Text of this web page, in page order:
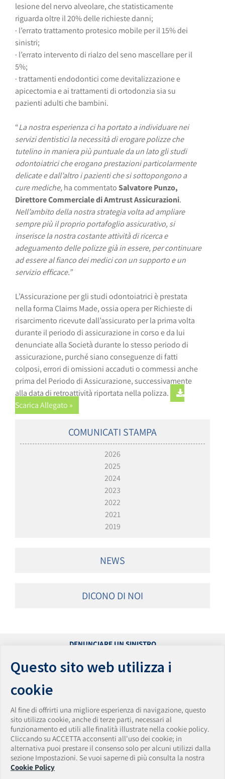
lesione del nervo alveolare, che statisticamente
riguarda oltre il 20% delle richieste danni;
· l’errato trattamento protesico mobile per il 15% dei
sinistri;
· l’errato intervento di rialzo del seno mascellare per il
5%;
· trattamenti endodontici come devitalizzazione e
apicectomia e ai trattamenti di ortodonzia sia su
pazienti adulti che bambini.
“La nostra esperienza ci ha portato a individuare nei
servizi dentistici la necessità di erogare polizze che
tutelino in maniera più puntuale da un lato gli studi
odontoiatrici che erogano prestazioni particolarmente
delicate e dall’altro i pazienti che si sottopongono a
cure mediche, ha commentatoSalvatore Punzo,
Direttore Commerciale di Amtrust Assicurazioni.
Nell’ambito della nostra strategia volta ad ampliare
sempre più il proprio portafoglio assicurativo, si
inserisce la nostra costante attività di ricerca e
adeguamento delle polizze già in essere, per continuare
ad essere al fianco dei medici con un supporto e un
servizio efficace.”
L’Assicurazione per gli studi odontoiatrici è prestata
nella forma Claims Made, ossia opera per Richieste di
risarcimento ricevute dall’assicurato per la prima volta
durante il periodo di assicurazione in corso e da lui
denunciate alla Società durante lo stesso periodo di
assicurazione, purché siano conseguenze di fatti
colposi, errori di omissioni accaduti o commessi anche
prima del Periodo di Assicurazione, successivamente
alla data di retroattività riportata nella polizza.
Scarica Allegato »
COMUNICATI STAMPA
2026
2025
2024
2023
2022
2021
2019
NEWS
DICONO DI NOI
DENUNCIARE UN SINISTRO
ACCESSIBILITÀ
VULNERABILITY DISCLOSURE POLICY
AmTrust Assicurazioni S.p.A.
Sede Legale: Via Clerici • 14 • 20121 Milano • Italia
Tel. + 39 0283438150 • Fax + 39 0283438174
PEC: amtrust.assicurazioni@pec.it• Email:
amtrust.assicurazioni@amtrustgroup.com
Questo sito web utilizza i
cookie
Al fine di offrirti una migliore esperienza di navigazione, questo
sito utilizza cookie, anche di terze parti, necessari al
funzionamento ed utili alle finalità illustrate nella cookie policy.
Cliccando su ACCETTA acconsenti all'uso dei cookie; in
alternativa puoi prestare il consenso solo per alcuni utilizzi dalla
sezione Impostazioni. Se vuoi saperne di più consulta la nostra
Cookie Policy